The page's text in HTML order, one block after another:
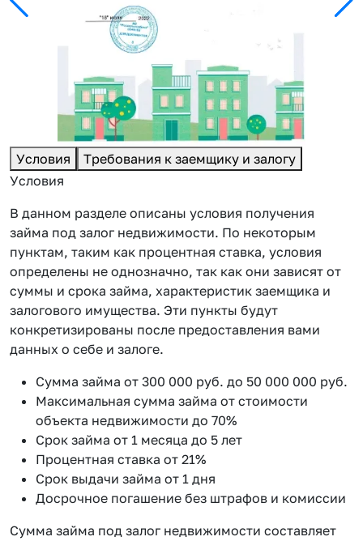
Условия
Требования к заемщику и залогу
Условия
В данном разделе описаны условия получения
займа под залог недвижимости. По некоторым
пунктам, таким как процентная ставка, условия
определены не однозначно, так как они зависят от
суммы и срока займа, характеристик заемщика и
залогового имущества. Эти пункты будут
конкретизированы после предоставления вами
данных о себе и залоге.
Сумма займа от 300 000 руб. до 50 000 000 руб.
Максимальная сумма займа от стоимости
объекта недвижимости до 70%
Срок займа от 1 месяца до 5 лет
Процентная ставка от 21%
Срок выдачи займа от 1 дня
Досрочное погашение без штрафов и комиссии
Сумма займа под залог недвижимости составляет